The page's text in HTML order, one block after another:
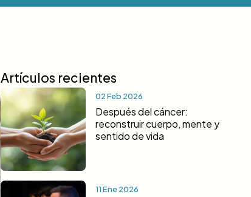
Artículos recientes
02 Feb 2026
Después del cáncer:
reconstruir cuerpo, mente y
sentido de vida
11 Ene 2026